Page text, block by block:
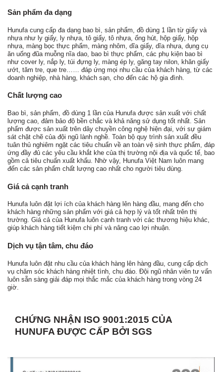
Sản phẩm đa dạng
Hunufa cung cấp đa dạng bao bì, sản phẩm, đồ dùng 1 lần từ giấy và
nhựa như ly giấy, ly nhựa, tô giấy, tô nhựa, ống hút, hộp giấy, hộp
nhựa, màng bọc thực phẩm, màng nhôm, dĩa giấy, dĩa nhựa, dụng cụ
ăn uống đũa muỗng nĩa dao, bao bì thực phẩm, các phụ kiện bao bì
như cover ly, nắp ly, túi đựng ly, màng ép ly, găng tay nilon, khăn giấy
ướt, tăm tre, que tre…… đáp ứng mọi nhu cầu của khách hàng, từ các
doanh nghiệp, nhà hàng, khách sạn, cho đến các hộ gia đình.
Chất lượng cao
Bao bì, sản phẩm, đồ dùng 1 lần của Hunufa được sản xuất với chất
lượng cao, đảm bảo độ bền chắc và khả năng sử dụng tốt nhất. Sản
phẩm được sản xuất trên dây chuyền công nghệ hiện đại, với sự giám
sát chặt chẽ của đội ngũ lành nghề. Toàn bộ quy trình sản xuất đều
tuân thủ nghiêm ngặt các tiêu chuẩn về an toàn vệ sinh thực phẩm, đáp
ứng đầy đủ các yêu cầu khắt khe của thị trường nội địa và quốc tế, bao
gồm cả tiêu chuẩn xuất khẩu. Nhờ vậy, Hunufa Việt Nam luôn mang
đến các sản phẩm chất lượng cao nhất cho người tiêu dùng.
Giá cả cạnh tranh
Hunufa luôn đặt lợi ích của khách hàng lên hàng đầu, mang đến cho
khách hàng những sản phẩm với giá cả hợp lý và tốt nhất trên thị
trường. Giá cả của Hunufa luôn cạnh tranh với các thương hiệu khác,
giúp khách hàng tiết kiệm chi phí và nâng cao lợi nhuận.
Dịch vụ tận tâm, chu đáo
Hunufa luôn đặt nhu cầu của khách hàng lên hàng đầu, cung cấp dịch
vụ chăm sóc khách hàng nhiệt tình, chu đáo. Đội ngũ nhân viên tư vấn
luôn sẵn sàng giải đáp mọi thắc mắc của khách hàng trong vòng 24
giờ.
CHỨNG NHẬN ISO 9001:2015 CỦA
HUNUFA ĐƯỢC CẤP BỞI SGS